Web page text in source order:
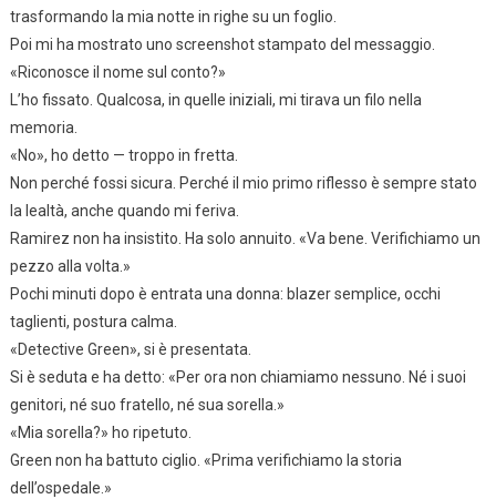
trasformando la mia notte in righe su un foglio.
Poi mi ha mostrato uno screenshot stampato del messaggio.
«Riconosce il nome sul conto?»
L’ho fissato. Qualcosa, in quelle iniziali, mi tirava un filo nella
memoria.
«No», ho detto — troppo in fretta.
Non perché fossi sicura. Perché il mio primo riflesso è sempre stato
la lealtà, anche quando mi feriva.
Ramirez non ha insistito. Ha solo annuito. «Va bene. Verifichiamo un
pezzo alla volta.»
Pochi minuti dopo è entrata una donna: blazer semplice, occhi
taglienti, postura calma.
«Detective Green», si è presentata.
Si è seduta e ha detto: «Per ora non chiamiamo nessuno. Né i suoi
genitori, né suo fratello, né sua sorella.»
«Mia sorella?» ho ripetuto.
Green non ha battuto ciglio. «Prima verifichiamo la storia
dell’ospedale.»